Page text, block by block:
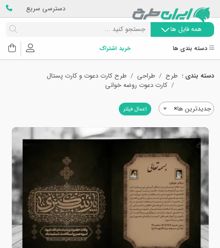
دسترسی سریع
همه فایل ها
دسته بندی ها خرید اشتراک
دسته بندی : طرح طراحی
طرح کارت دعوت و کارت پستال
کارت دعوت روضه خوانی
×جدیدترین ها اعمال فیلتر